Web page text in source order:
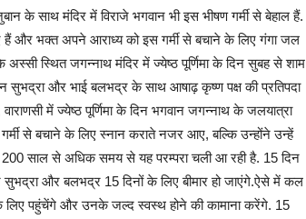
के साथ मंदिर में विराजे भगवान भी इस भीषण गर्मी से बेहाल हैं.
हैं और भक्त अपने आराध्य को इस गर्मी से बचाने के लिए गंगा जल
स्थित जगन्नाथ मंदिर में ज्येष्ठ पूर्णिमा के दिन सुबह से शाम
और भाई बलभद्र के साथ आषाढ़ कृष्ण पक्ष की प्रतिपदा
में ज्येष्ठ पूर्णिमा के दिन भगवान जगन्नाथ के जलयात्रा
गर्मी से बचाने के लिए स्नान कराते नजर आए, बल्कि उन्होंने उन्हें
200 साल से अधिक समय से यह परम्परा चली आ रही है. 15 दिन
और बलभद्र 15 दिनों के लिए बीमार हो जाएंगे.ऐसे में कल
लिए पहुंचेंगे और उनके जल्द स्वस्थ होने की कामाना करेंगे. 15